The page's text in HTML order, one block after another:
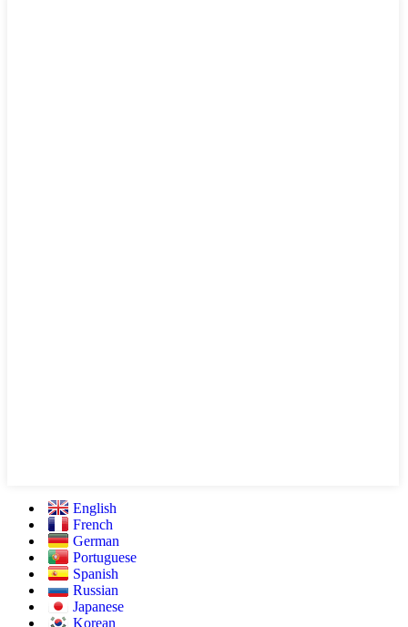
English
French
German
Portuguese
Spanish
Russian
Japanese
Korean